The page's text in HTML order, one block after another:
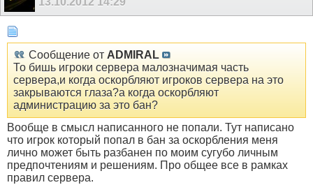
Сообщение от ADMIRAL
То бишь игроки сервера малозначимая часть
сервера,и когда оскорбляют игроков сервера на это
закрываются глаза?а когда оскорбляют
администрацию за это бан?
Вообще в смысл написанного не попали. Тут написано
что игрок который попал в бан за оскорбления меня
лично может быть разбанен по моим сугубо личным
предпочтениям и решениям. Про общее все в рамках
правил сервера.